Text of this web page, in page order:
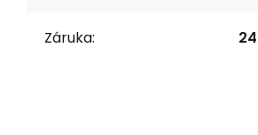
Záruka: 24